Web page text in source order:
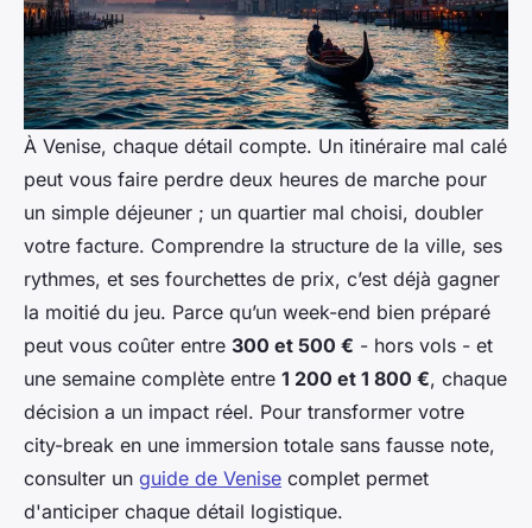
À Venise, chaque détail compte. Un itinéraire mal calé
peut vous faire perdre deux heures de marche pour
un simple déjeuner ; un quartier mal choisi, doubler
votre facture. Comprendre la structure de la ville, ses
rythmes, et ses fourchettes de prix, c’est déjà gagner
la moitié du jeu. Parce qu’un week-end bien préparé
peut vous coûter entre 300 et 500 € - hors vols - et
une semaine complète entre 1 200 et 1 800 €, chaque
décision a un impact réel. Pour transformer votre
city-break en une immersion totale sans fausse note,
consulter un guide de Venise complet permet
d'anticiper chaque détail logistique.